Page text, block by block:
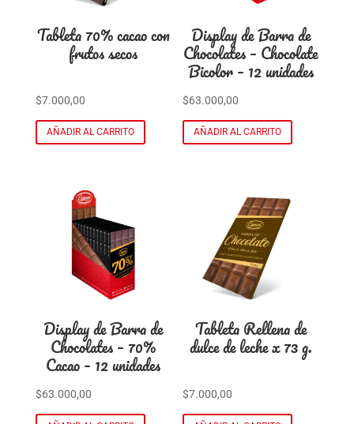
Tableta 70% cacao con
frutos secos
$7.000,00
AÑADIR AL CARRITO
Display de Barra de
Chocolates – Chocolate
Bicolor – 12 unidades
$63.000,00
AÑADIR AL CARRITO
Display de Barra de
Chocolates – 70%
Cacao – 12 unidades
$63.000,00
Tableta Rellena de
dulce de leche x 73 g.
$7.000,00